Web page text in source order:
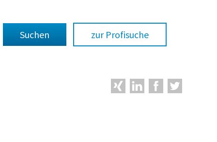
zur Profisuche